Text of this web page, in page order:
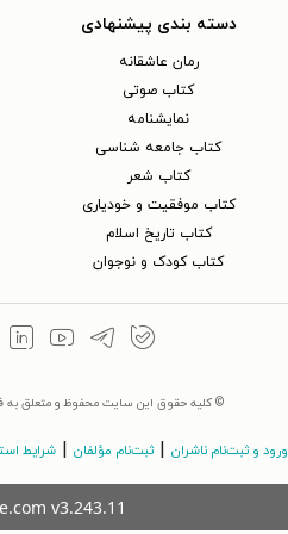
دسته بندی پیشنهادی
رمان عاشقانه
کتاب‌ صوتی
نمایشنامه
کتاب جامعه شناسی
کتاب شعر
کتاب موفقیت و خودیاری
کتاب تاریخ اسلام
کتاب کودک و نوجوان
© کلیه حقوق این سایت محفوظ و متعلق به
ورود و ثبت‌نام ناشران | ثبت‌نام مؤلفان | شرایط
v3.243.11